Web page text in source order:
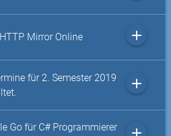
Mirror Online add
für 2. Semester 2019
add
Go für C# Programmierer